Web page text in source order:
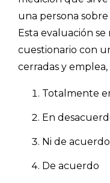
una persona
Esta evaluación
cuestionario con
cerradas y
Totalmente
En
Ni de
De acuerdo